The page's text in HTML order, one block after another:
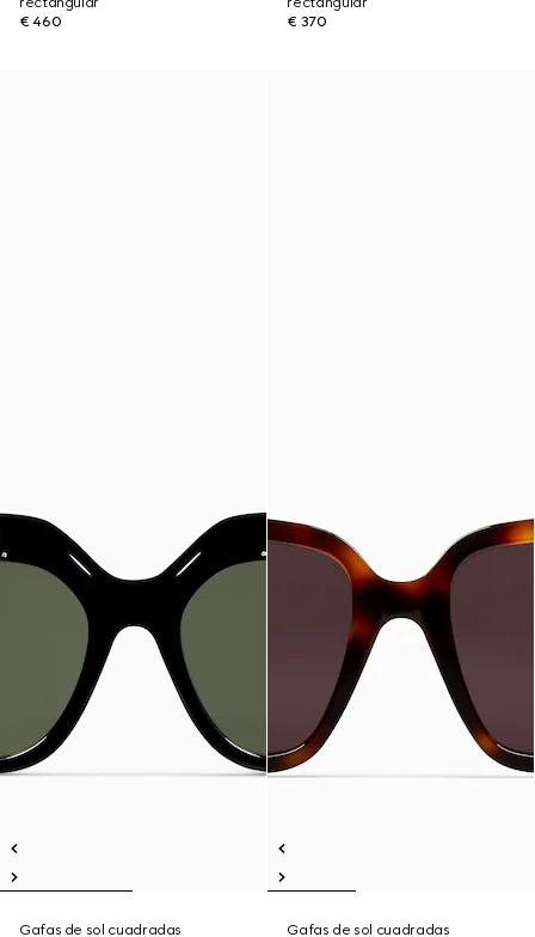
€ 460
€ 370
Gafas de sol cuadradas
Gafas de sol cuadradas